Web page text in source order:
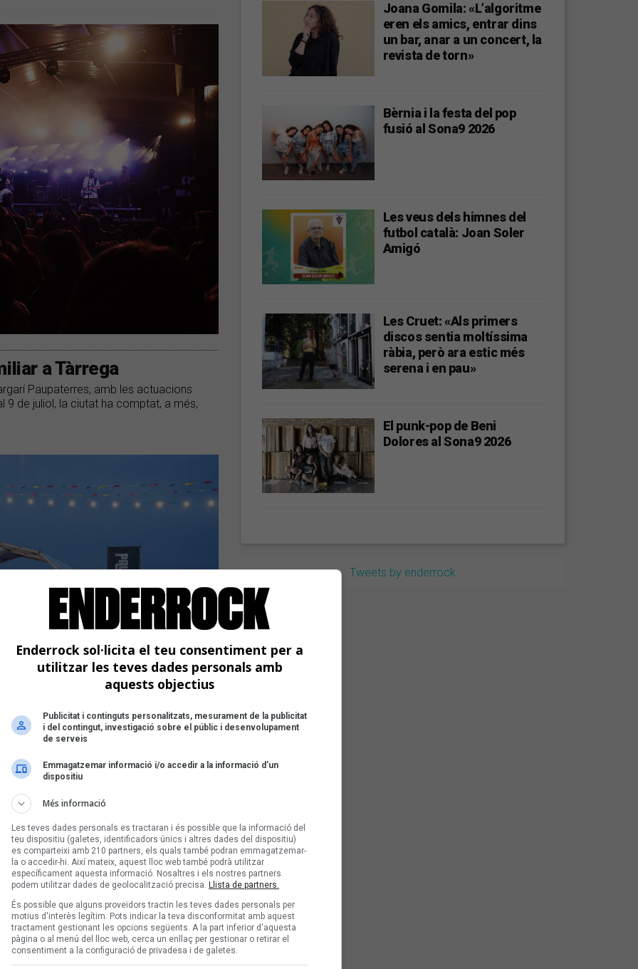
a Tàrrega
Paupaterres, amb les actuacions
9 de juliol, la ciutat ha comptat, a més,
les portes
de Tàrrega, amb les actuacions
Joana Gomila: «L’algoritme
eren els amics, entrar dins
un bar, anar a un concert, la
revista de torn»
Bèrnia i la festa del pop
fusió al Sona9 2026
Les veus dels himnes del
futbol català: Joan Soler
Amigó
Les Cruet: «Als primers
discos sentia moltíssima
ràbia, però ara estic més
serena i en pau»
El punk-pop de Beni
Dolores al Sona9 2026
Tweets by enderrock
Enderrock sol·licita el teu consentiment per a
utilitzar les teves dades personals amb
aquests objectius
Publicitat i continguts personalitzats, mesurament de la publicitat
i del contingut, investigació sobre el públic i desenvolupament
de serveis
Emmagatzemar informació i/o accedir a la informació d’un
dispositiu
Més informació
Les teves dades personals es tractaran i és possible que la informació del
teu dispositiu (galetes, identificadors únics i altres dades del dispositiu)
es comparteixi amb 210 partners, els quals també podran emmagatzemar-
la o accedir-hi. Així mateix, aquest lloc web també podrà utilitzar
específicament aquesta informació. Nosaltres i els nostres partners
podem utilitzar dades de geolocalització precisa. Llista de partners.
És possible que alguns proveïdors tractin les teves dades personals per
motius d'interès legítim. Pots indicar la teva disconformitat amb aquest
tractament gestionant les opcions següents. A la part inferior d'aquesta
pàgina o al menú del lloc web, cerca un enllaç per gestionar o retirar el
consentiment a la configuració de privadesa i de galetes.